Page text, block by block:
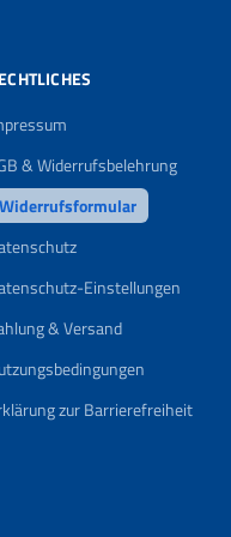
& Widerrufsbelehrung
Widerrufsformular
Einstellungen
& Versand
zur Barrierefreiheit